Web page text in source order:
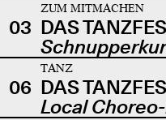
03
ZUM MITMACHEN
DAS
06
TANZ
DAS
Local